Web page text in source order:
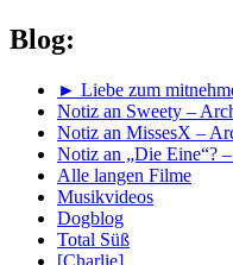
Blog:
► Liebe zum
Notiz an Sweety –
Notiz an MissesX –
Notiz an „Die Eine“?
Alle langen Filme
Musikvideos
Dogblog
Total Süß
[Charlie]